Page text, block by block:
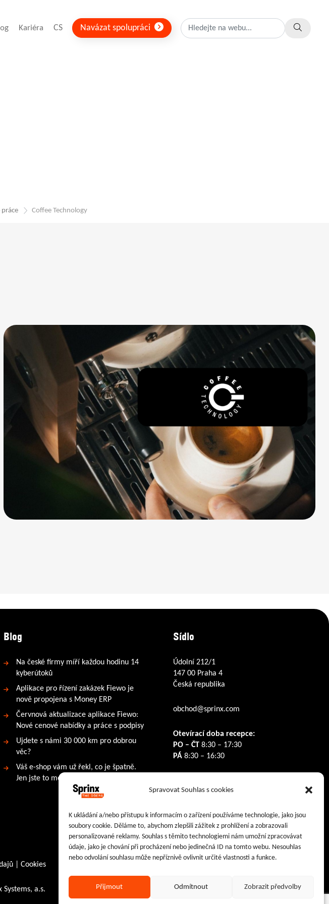
Spravovat Souhlas s cookies
K ukládání a/nebo přístupu k informacím o zařízení používáme technologie, jako jsou
soubory cookie. Děláme to, abychom zlepšili zážitek z prohlížení a zobrazovali
personalizované reklamy. Souhlas s těmito technologiemi nám umožní zpracovávat
údaje, jako je chování při procházení nebo jedinečná ID na tomto webu. Nesouhlas
nebo odvolání souhlasu může nepříznivě ovlivnit určité vlastnosti a funkce.
Přijmout Odmítnout Zobrazit předvolby
Kariéra CS Navázat spolupráci
práce Coffee Technology
Blog
Na české firmy míří každou hodinu 14
kyberútoků
Aplikace pro řízení zakázek Fiewo je
nově propojena s Money ERP
Červnová aktualizace aplikace Fiewo:
Nové cenové nabídky a práce s podpisy
Ujdete s námi 30 000 km pro dobrou
věc?
Váš e-shop vám už řekl, co je špatně.
Jen jste to možná neslyšeli
Sídlo
Údolní 212/1
147 00 Praha 4
Česká republika
obchod@sprinx.com
Otevírací doba recepce:
PO – ČT 8:30 – 17:30
PÁ 8:30 – 16:30
Facebook
Instagram
LinkedIn
Cookies
a.s.